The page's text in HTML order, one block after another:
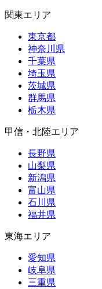
関東エリア
東京都
神奈川県
千葉県
埼玉県
茨城県
群馬県
栃木県
甲信・北陸エリア
長野県
山梨県
新潟県
富山県
石川県
福井県
東海エリア
愛知県
岐阜県
三重県